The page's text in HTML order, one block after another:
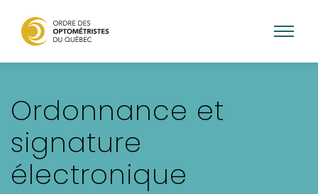
contenu
Ordonnance et
signature
électronique